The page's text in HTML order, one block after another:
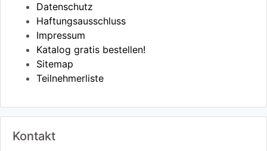
Datenschutz
Haftungsausschluss
Impressum
Katalog gratis bestellen!
Sitemap
Teilnehmerliste
Kontakt